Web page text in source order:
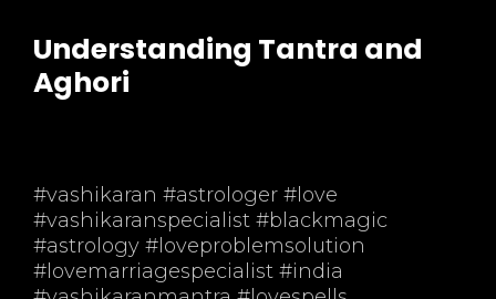
Understanding Tantra and
Aghori
#vashikaran #astrologer #love
#vashikaranspecialist #blackmagic
#astrology #loveproblemsolution
#lovemarriagespecialist #india